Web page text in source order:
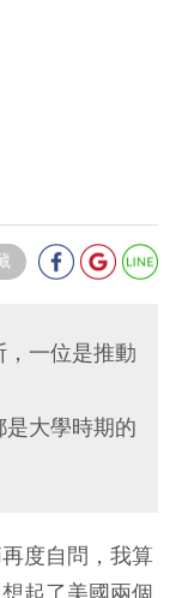
一位是推動
大學時期的
度自問，我算